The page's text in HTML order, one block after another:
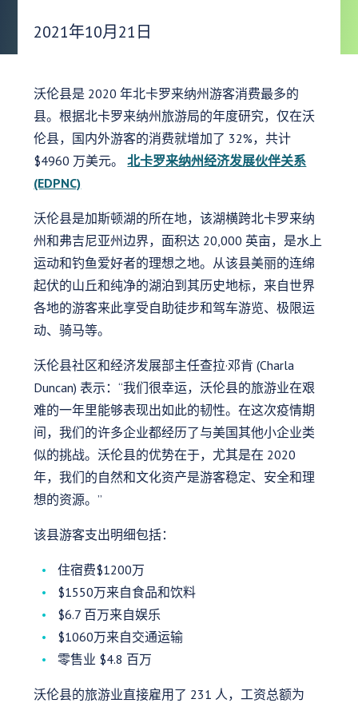
发布日期：
2021年10月21日
沃伦县是 2020 年北卡罗来纳州游客消费最多的
县。根据北卡罗来纳州旅游局的年度研究，仅在沃
伦县，国内外游客的消费就增加了 32%，共计
$4960 万美元。北卡罗来纳州经济发展伙伴关系
(EDPNC)
沃伦县是加斯顿湖的所在地，该湖横跨北卡罗来纳
州和弗吉尼亚州边界，面积达 20,000 英亩，是水上
运动和钓鱼爱好者的理想之地。从该县美丽的连绵
起伏的山丘和纯净的湖泊到其历史地标，来自世界
各地的游客来此享受自助徒步和驾车游览、极限运
动、骑马等。
沃伦县社区和经济发展部主任查拉·邓肯 (Charla
Duncan) 表示：“我们很幸运，沃伦县的旅游业在艰
难的一年里能够表现出如此的韧性。在这次疫情期
间，我们的许多企业都经历了与美国其他小企业类
似的挑战。沃伦县的优势在于，尤其是在 2020
年，我们的自然和文化资产是游客稳定、安全和理
想的资源。”
该县游客支出明细包括：
住宿费$1200万
$1550万来自食品和饮料
$6.7 百万来自娱乐
$1060万来自交通运输
零售业 $4.8 百万
沃伦县的旅游业直接雇用了 231 人，工资总额为